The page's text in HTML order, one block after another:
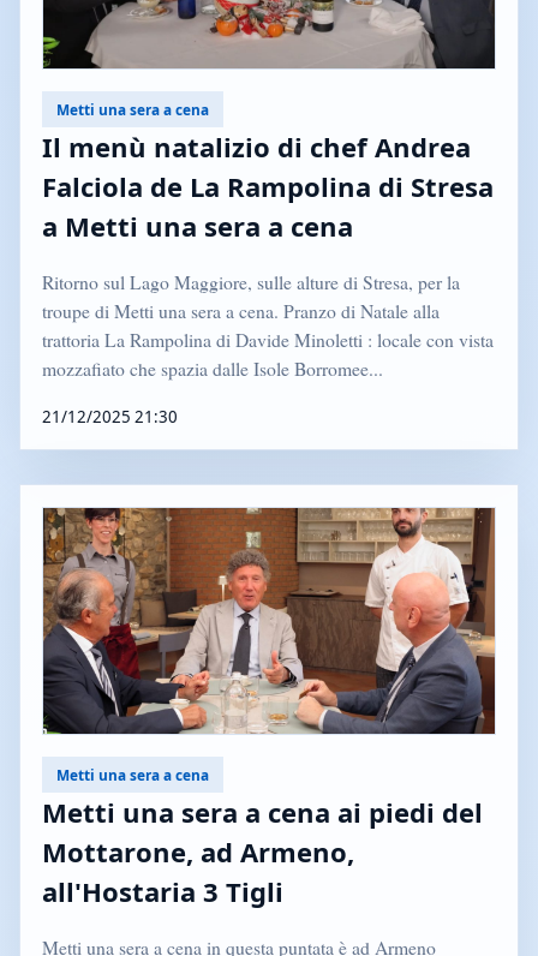
Metti una sera a cena
Il menù natalizio di chef Andrea
Falciola de La Rampolina di Stresa
a Metti una sera a cena
Ritorno sul Lago Maggiore, sulle alture di Stresa, per la
troupe di Metti una sera a cena. Pranzo di Natale alla
trattoria La Rampolina di Davide Minoletti : locale con vista
mozzafiato che spazia dalle Isole Borromee...
21/12/2025 21:30
Metti una sera a cena
Metti una sera a cena ai piedi del
Mottarone, ad Armeno,
all'Hostaria 3 Tigli
Metti una sera a cena in questa puntata è ad Armeno